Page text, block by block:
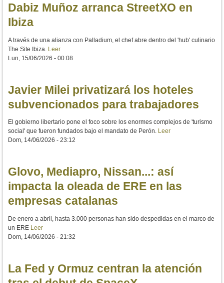
Dabiz Muñoz arranca StreetXO en
Ibiza
A través de una alianza con Palladium, el chef abre dentro del 'hub' culinario
The Site Ibiza. Leer
Lun, 15/06/2026 - 00:08
Javier Milei privatizará los hoteles
subvencionados para trabajadores
El gobierno libertario pone el foco sobre los enormes complejos de 'turismo
social' que fueron fundados bajo el mandato de Perón. Leer
Dom, 14/06/2026 - 23:12
Glovo, Mediapro, Nissan...: así
impacta la oleada de ERE en las
empresas catalanas
De enero a abril, hasta 3.000 personas han sido despedidas en el marco de
un ERE Leer
Dom, 14/06/2026 - 21:32
La Fed y Ormuz centran la atención